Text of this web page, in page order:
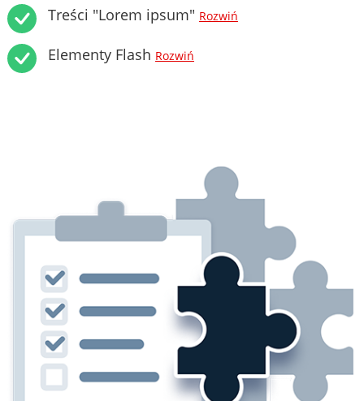
Treści "Lorem ipsum" Rozwiń
Elementy Flash Rozwiń